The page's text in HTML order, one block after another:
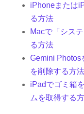
iPhoneまたは
る方法
Macで「シス
る方法
Gemini Photos
を削除する方法
iPadでゴミ箱
ムを取得する